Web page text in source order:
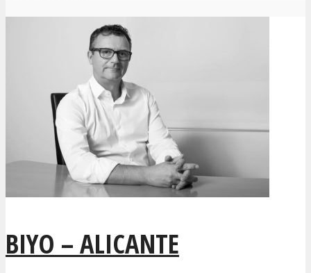
BIYO – ALICANTE